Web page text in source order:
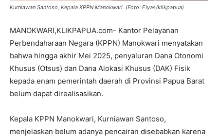
Kurniawan Santoso, Kepala KPPN Manokwari. (Foto: Elyas/klikpapua)
MANOKWARI,KLIKPAPUA.com- Kantor Pelayanan
Perbendaharaan Negara (KPPN) Manokwari menyatakan
bahwa hingga akhir Mei 2025, penyaluran Dana Otonomi
Khusus (Otsus) dan Dana Alokasi Khusus (DAK) Fisik
kepada enam pemerintah daerah di Provinsi Papua Barat
belum dapat direalisasikan.
Kepala KPPN Manokwari, Kurniawan Santoso,
menjelaskan belum adanya pencairan disebabkan karena